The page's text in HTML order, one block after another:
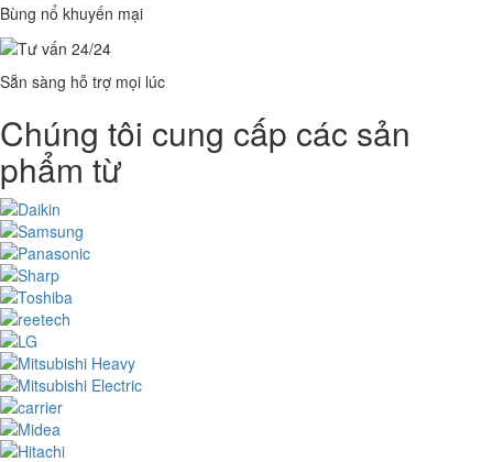
Bùng nổ khuyến mại
Sẵn sàng hỗ trợ mọi lúc
Chúng tôi cung cấp các sản
phẩm từ